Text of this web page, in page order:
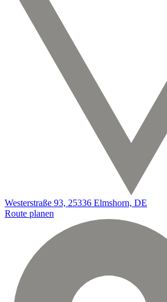
Westerstraße 93, 25336 Elmshorn, DE
Route planen